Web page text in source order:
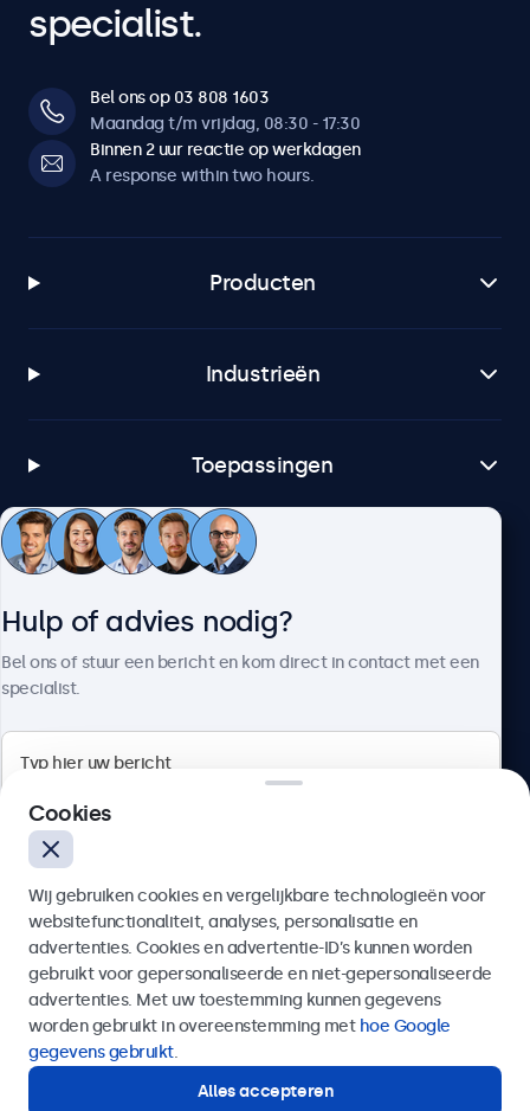
specialist.
Bel ons op 03 808 1603
Maandag t/m vrijdag, 08:30 - 17:30
Binnen 2 uur reactie op werkdagen
A response within two hours.
Producten
Industrieën
Toepassingen
Klantenservice
4.8/5 door 5000+ bedrijven
Nederlands
Hulp of advies nodig?
Bel ons of stuur een bericht en kom direct in contact met een
specialist.
Verzenden
Of bel ons op
Hulp of advies nodig?
Cookies
Wij gebruiken cookies en vergelijkbare technologieën voor
websitefunctionaliteit, analyses, personalisatie en
advertenties. Cookies en advertentie-ID’s kunnen worden
gebruikt voor gepersonaliseerde en niet-gepersonaliseerde
advertenties. Met uw toestemming kunnen gegevens
worden gebruikt in overeenstemming met hoe Google
gegevens gebruikt.
Alles accepteren